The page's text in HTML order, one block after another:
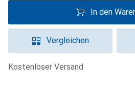
In den
Vergleichen
kostenloser Versand